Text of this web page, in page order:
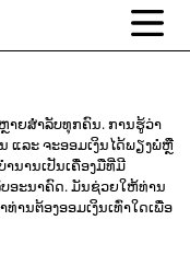
າຍສຳລັບທຸກຄົນ. ການຮູ້ວ່າ
ແລະ ຈະອອມເງິນໄດ້ພຽງພໍຫຼື
ນານເປັນເຄື່ອງມືທີ່ມີ
ອະນາຄົດ. ມັນຊ່ວຍໃຫ້ທ່ານ
ານຕ້ອງອອມເງິນເທົ່າໃດເພື່ອ